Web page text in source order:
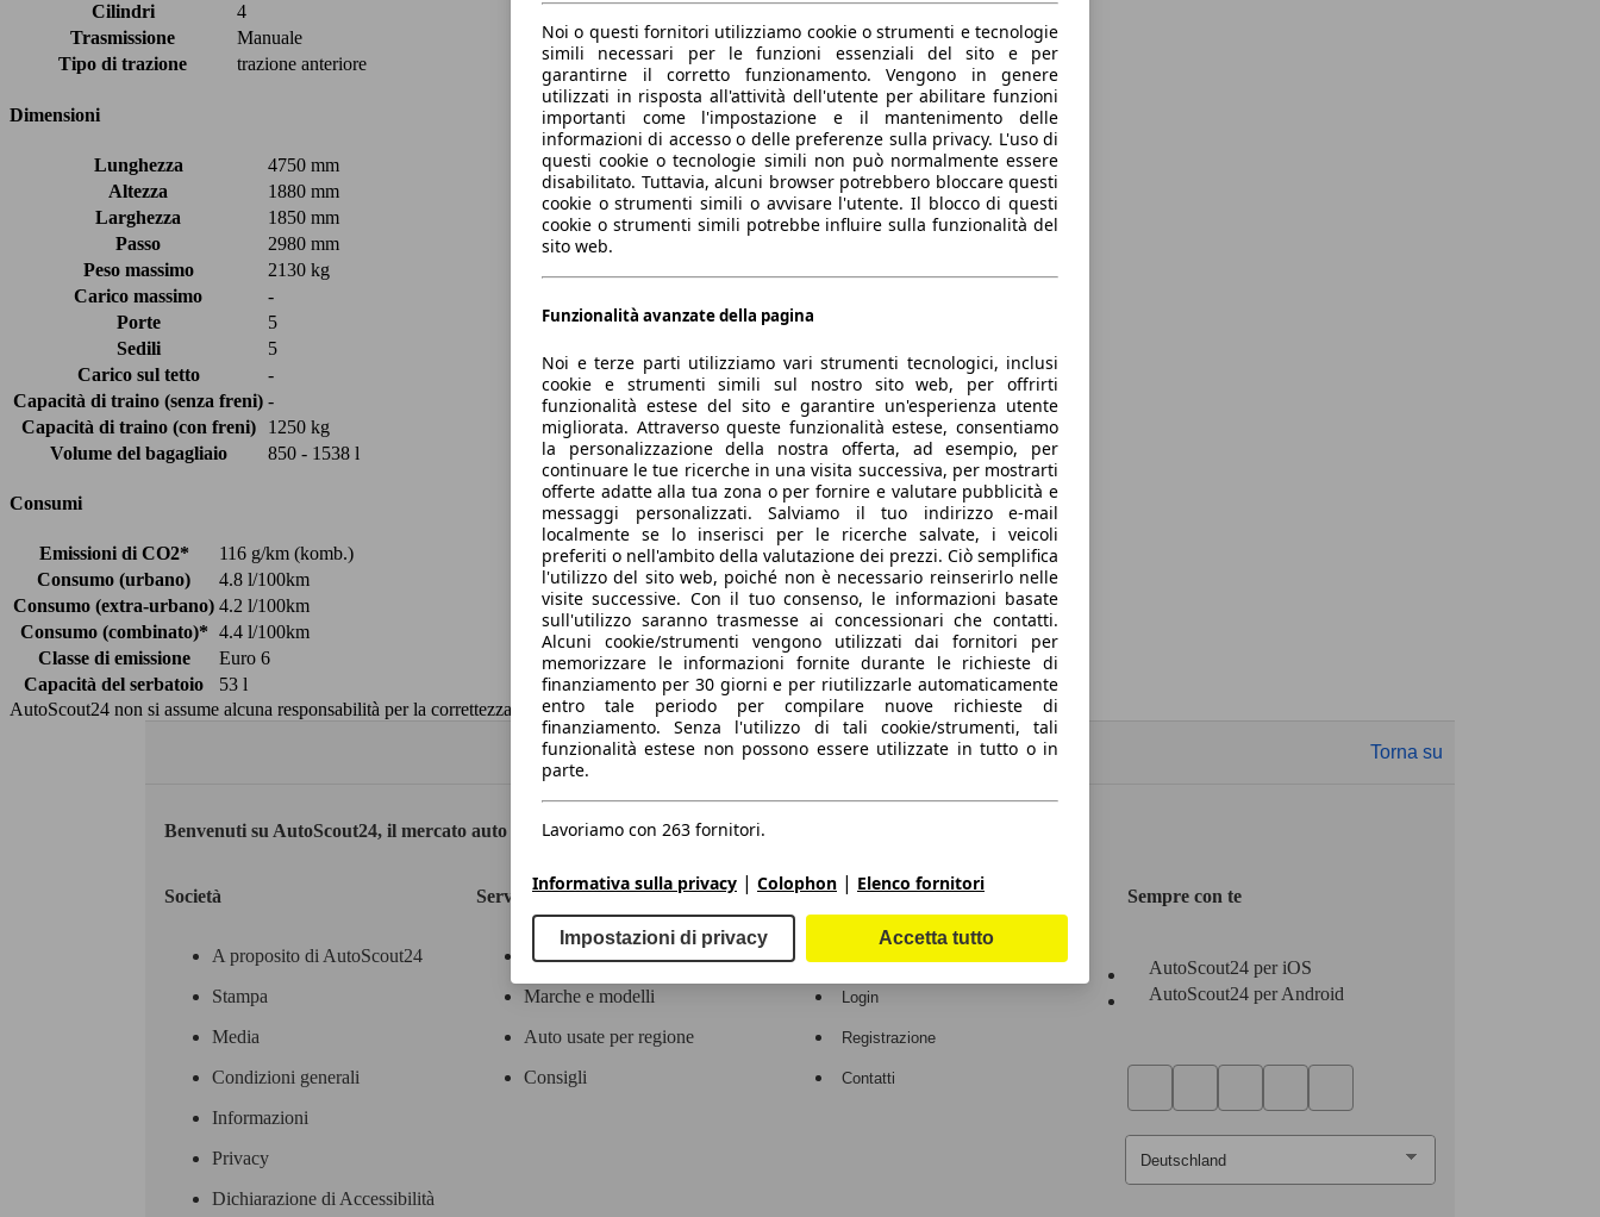
Cilindri
4
Trasmissione
Manuale
Tipo di trazione
trazione anteriore
Dimensioni
Lunghezza
4750 mm
Altezza
1880 mm
Larghezza
1850 mm
Passo
2980 mm
Peso massimo
2130 kg
Carico massimo
-
Porte
5
Sedili
5
Carico sul tetto
-
Capacità di traino (senza freni) -
Capacità di traino (con freni)
1250 kg
Volume del bagagliaio
850 - 1538 l
Consumi
Emissioni di CO2*
116 g/km (komb.)
Consumo (urbano)
4.8 l/100km
Consumo (extra-urbano) 4.2 l/100km
Consumo (combinato)* 4.4 l/100km
Classe di emissione
Euro 6
Capacità del serbatoio
53 l
AutoScout24 non si assume alcuna responsabilità per la correttezza dei dati.
Torna su
Benvenuti su AutoScout24, il mercato auto europeo.
Società
A proposito di AutoScout24
Stampa
Media
Condizioni generali
Informazioni
Privacy
Dichiarazione di Accessibilità
Servizi
Contatti
Marche e modelli
Auto usate per regione
Consigli
Area rivenditori
Login
Registrazione
Contatti
Sempre con te
AutoScout24 per iOS
AutoScout24 per Android
Noi o questi fornitori utilizziamo cookie o strumenti e tecnologie
simili necessari per le funzioni essenziali del sito e per
garantirne il corretto funzionamento. Vengono in genere
utilizzati in risposta all'attività dell'utente per abilitare funzioni
importanti come l'impostazione e il mantenimento delle
informazioni di accesso o delle preferenze sulla privacy. L'uso di
questi cookie o tecnologie simili non può normalmente essere
disabilitato. Tuttavia, alcuni browser potrebbero bloccare questi
cookie o strumenti simili o avvisare l'utente. Il blocco di questi
cookie o strumenti simili potrebbe influire sulla funzionalità del
sito web.
Funzionalità avanzate della pagina
Noi e terze parti utilizziamo vari strumenti tecnologici, inclusi
cookie e strumenti simili sul nostro sito web, per offrirti
funzionalità estese del sito e garantire un'esperienza utente
migliorata. Attraverso queste funzionalità estese, consentiamo
la personalizzazione della nostra offerta, ad esempio, per
continuare le tue ricerche in una visita successiva, per mostrarti
offerte adatte alla tua zona o per fornire e valutare pubblicità e
messaggi personalizzati. Salviamo il tuo indirizzo e-mail
localmente se lo inserisci per le ricerche salvate, i veicoli
preferiti o nell'ambito della valutazione dei prezzi. Ciò semplifica
l'utilizzo del sito web, poiché non è necessario reinserirlo nelle
visite successive. Con il tuo consenso, le informazioni basate
sull'utilizzo saranno trasmesse ai concessionari che contatti.
Alcuni cookie/strumenti vengono utilizzati dai fornitori per
memorizzare le informazioni fornite durante le richieste di
finanziamento per 30 giorni e per riutilizzarle automaticamente
entro tale periodo per compilare nuove richieste di
finanziamento. Senza l'utilizzo di tali cookie/strumenti, tali
funzionalità estese non possono essere utilizzate in tutto o in
parte.
Lavoriamo con 263 fornitori.
Informativa sulla privacy | Colophon | Elenco fornitori
Impostazioni di privacy Accetta tutto